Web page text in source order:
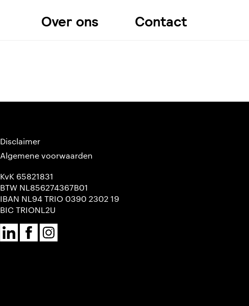
Over ons Contact
Disclaimer
Algemene voorwaarden
KvK 65821831
BTW NL856274367B01
IBAN NL94 TRIO 0390 2302 19
BIC TRIONL2U